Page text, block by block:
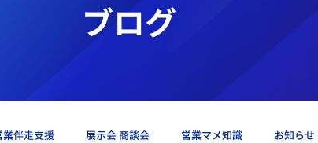
​ブログ
伴走支援 展示会 商談会 営業マメ知識 お知らせ